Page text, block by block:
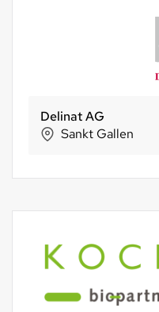
Delinat AG
Sankt Gallen